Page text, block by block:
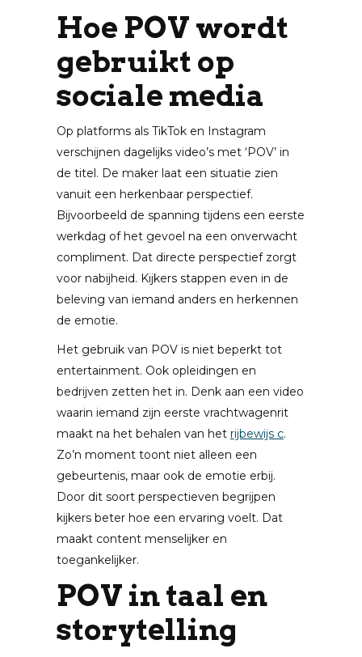
Hoe POV wordt
gebruikt op
sociale media
Op platforms als TikTok en Instagram
verschijnen dagelijks video’s met ‘POV’ in
de titel. De maker laat een situatie zien
vanuit een herkenbaar perspectief.
Bijvoorbeeld de spanning tijdens een eerste
werkdag of het gevoel na een onverwacht
compliment. Dat directe perspectief zorgt
voor nabijheid. Kijkers stappen even in de
beleving van iemand anders en herkennen
de emotie.
Het gebruik van POV is niet beperkt tot
entertainment. Ook opleidingen en
bedrijven zetten het in. Denk aan een video
waarin iemand zijn eerste vrachtwagenrit
maakt na het behalen van het rijbewijs c.
Zo’n moment toont niet alleen een
gebeurtenis, maar ook de emotie erbij.
Door dit soort perspectieven begrijpen
kijkers beter hoe een ervaring voelt. Dat
maakt content menselijker en
toegankelijker.
POV in taal en
storytelling